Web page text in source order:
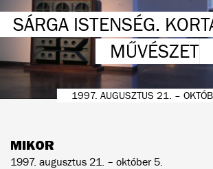
SÁRGA ISTENSÉG.
MŰVÉSZET
1997. AUGUSZTUS 21. –
MIKOR
1997. augusztus 21. – október 5.